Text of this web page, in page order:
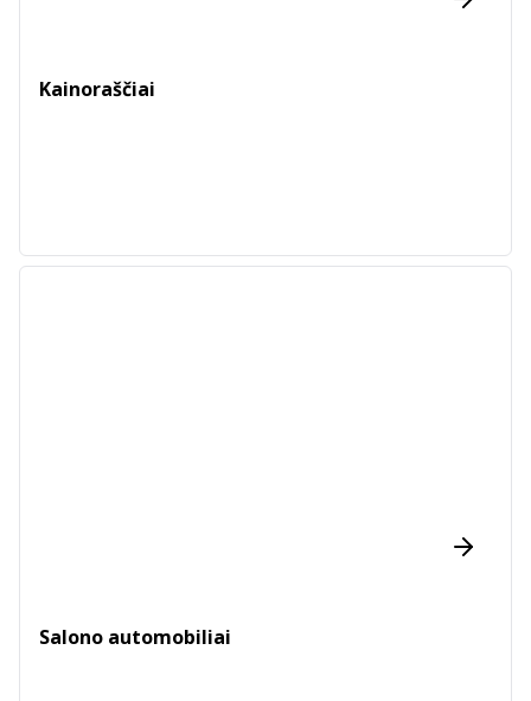
Kainoraščiai
Salono automobiliai